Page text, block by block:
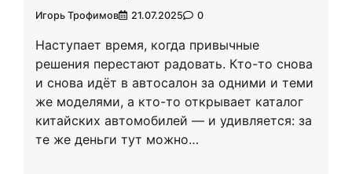
Игорь Трофимов 21.07.2025 0
Наступает время, когда привычные
решения перестают радовать. Кто-то снова
и снова идёт в автосалон за одними и теми
же моделями, а кто-то открывает каталог
китайских автомобилей — и удивляется: за
те же деньги тут можно…